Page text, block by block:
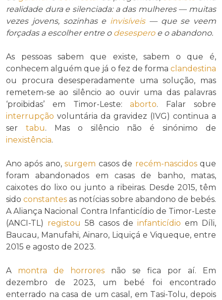
realidade dura e silenciada: a das mulheres — muitas
vezes jovens, sozinhas e invisíveis— que se veem
forçadas a escolher entre o desesperoe o abandono.
As pessoas sabem que existe, sabem o que é,
conhecem alguém que já o fez de forma clandestina
ou procura desesperadamente uma solução, mas
remetem-se ao silêncio ao ouvir uma das palavras
‘proibidas’ em Timor-Leste:aborto. Falar sobre
interrupção voluntária da gravidez (IVG) continua a
ser tabu. Mas o silêncio não é sinónimo de
inexistência.
Ano após ano,surgem casos de recém-nascidosque
foram abandonados em casas de banho, matas,
caixotes do lixo ou junto a ribeiras. Desde 2015, têm
sido constantes as notícias sobre abandono de bebés.
A Aliança Nacional Contra Infanticídio de Timor-Leste
(ANCI-TL) registou 58 casos deinfanticídio em Díli,
Baucau, Manufahi, Ainaro, Liquiçá e Viqueque, entre
2015 e agosto de 2023.
A montra de horrores não se fica por aí. Em
dezembro de 2023, um bebé foi encontrado
enterrado na casa de um casal, em Tasi-Tolu, depois